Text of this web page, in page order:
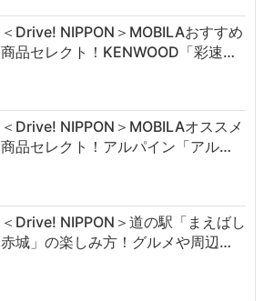
＜Drive! NIPPON＞MOBILAおすすめ
商品セレクト！KENWOOD「彩速…
＜Drive! NIPPON＞MOBILAオススメ
商品セレクト！アルパイン「アル…
＜Drive! NIPPON＞道の駅「まえばし
赤城」の楽しみ方！グルメや周辺…